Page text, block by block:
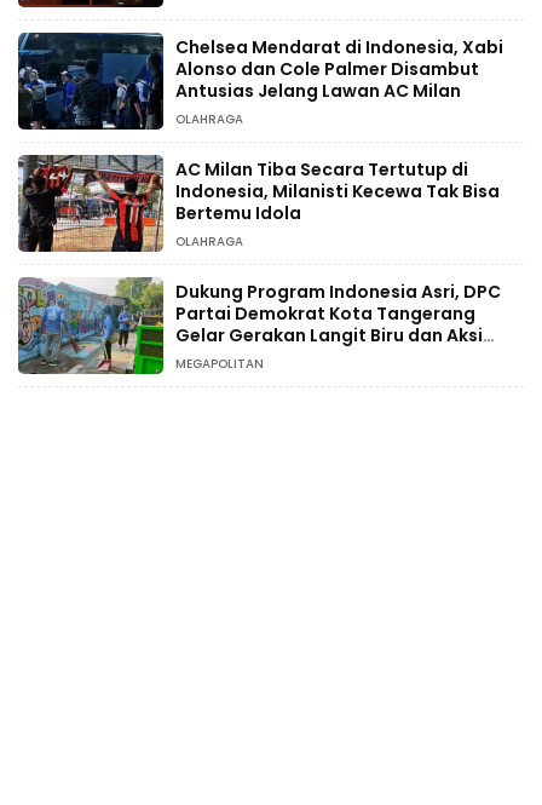
Chelsea Mendarat di Indonesia, Xabi
Alonso dan Cole Palmer Disambut
Antusias Jelang Lawan AC Milan
OLAHRAGA
AC Milan Tiba Secara Tertutup di
Indonesia, Milanisti Kecewa Tak Bisa
Bertemu Idola
OLAHRAGA
Dukung Program Indonesia Asri, DPC
Partai Demokrat Kota Tangerang
Gelar Gerakan Langit Biru dan Aksi
Tanam Pohon
MEGAPOLITAN